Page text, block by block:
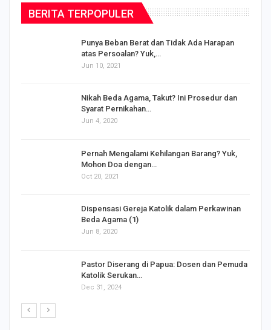
BERITA TERPOPULER
Punya Beban Berat dan Tidak Ada Harapan
atas Persoalan? Yuk,…
Jun 10, 2021
Nikah Beda Agama, Takut? Ini Prosedur dan
Syarat Pernikahan…
Jun 4, 2020
Pernah Mengalami Kehilangan Barang? Yuk,
Mohon Doa dengan…
Oct 20, 2021
Dispensasi Gereja Katolik dalam Perkawinan
Beda Agama (1)
Jun 8, 2020
Pastor Diserang di Papua: Dosen dan Pemuda
Katolik Serukan…
Dec 31, 2024